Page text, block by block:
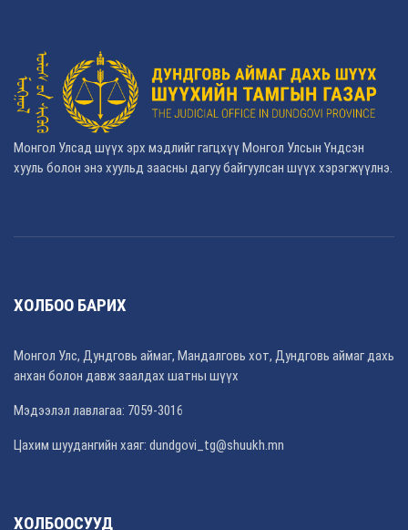
Монгол Улсад шүүх эрх мэдлийг гагцхүү Монгол Улсын Үндсэн
хууль болон энэ хуульд заасны дагуу байгуулсан шүүх хэрэгжүүлнэ.
ХОЛБОО БАРИХ
Монгол Улс, Дундговь аймаг, Мандалговь хот, Дундговь аймаг дахь
анхан болон давж заалдах шатны шүүх
Мэдээлэл лавлагаа: 7059-3016
Цахим шуудангийн хаяг: dundgovi_tg@shuukh.mn
ХОЛБООСУУД